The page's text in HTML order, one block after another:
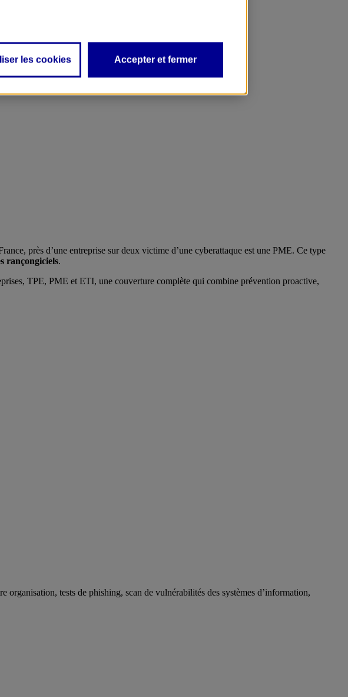
près d’une entreprise sur deux victime d’une cyberattaque est une PME. Ce type
rançongiciels.
TPE, PME et ETI, une couverture complète qui combine prévention proactive,
tests de phishing, scan de vulnérabilités des systèmes d’information,
les cookies Accepter et fermer